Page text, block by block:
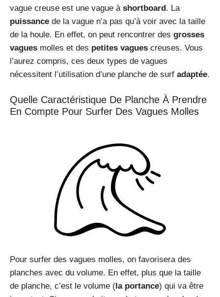
vague creuse est une vague à shortboard. La
puissance de la vague n’a pas qu’à voir avec la taille
de la houle. En effet, on peut rencontrer des grosses
vagues molles et des petites vagues creuses. Vous
l’aurez compris, ces deux types de vagues
nécessitent l’utilisation d’une planche de surf adaptée.
Quelle Caractéristique De Planche À Prendre
En Compte Pour Surfer Des Vagues Molles
Pour surfer des vagues molles, on favorisera des
planches avec du volume. En effet, plus que la taille
de planche, c’est le volume (la portance) qui va être